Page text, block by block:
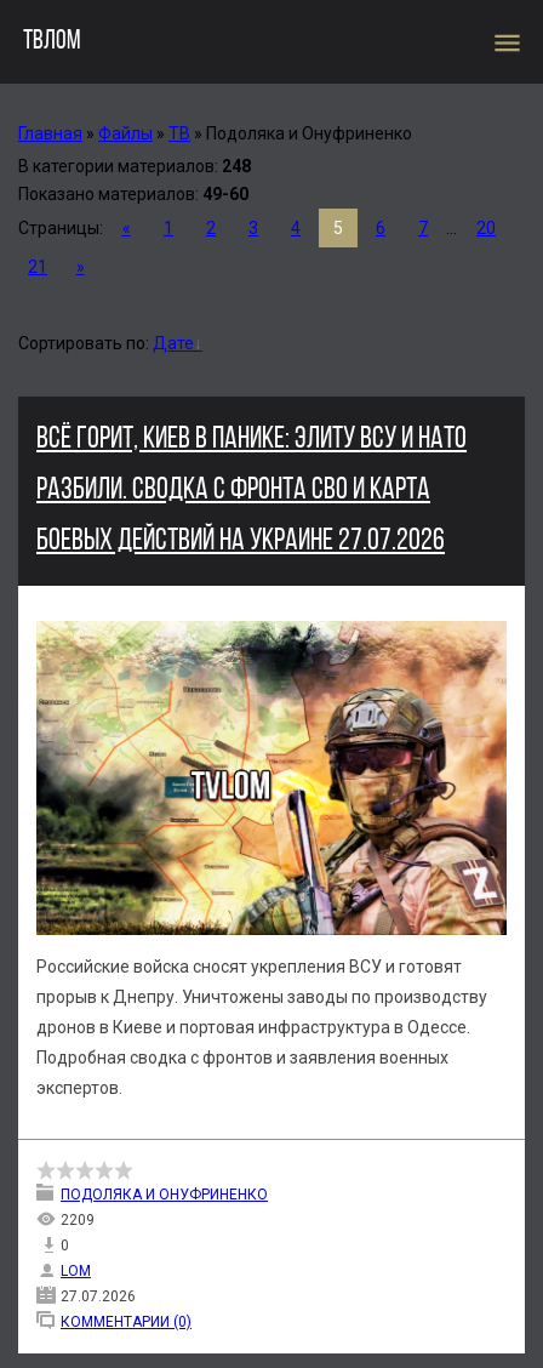
ТВЛОМ menu
Главная » Файлы » ТВ » Подоляка и Онуфриненко
В категории материалов: 248
Показано материалов: 49-60
Страницы: « 1 2 3 4 5 6 7
20
21
»
Сортировать по: Дате
ВСЁ ГОРИТ, КИЕВ В ПАНИКЕ: ЭЛИТУ ВСУ И НАТО
РАЗБИЛИ. СВОДКА С ФРОНТА СВО И КАРТА
БОЕВЫХ ДЕЙСТВИЙ НА УКРАИНЕ 27.07.2026
Российские войска сносят укрепления ВСУ и готовят
прорыв к Днепру. Уничтожены заводы по производству
дронов в Киеве и портовая инфраструктура в Одессе.
Подробная сводка с фронтов и заявления военных
экспертов.
ПОДОЛЯКА И ОНУФРИНЕНКО
2209
0
LOM
27.07.2026
КОММЕНТАРИИ (0)